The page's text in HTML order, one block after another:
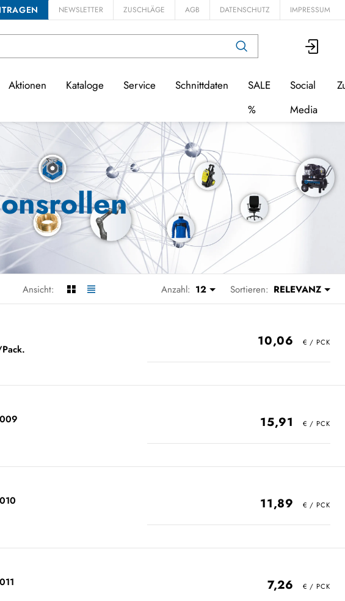
NEWSLETTER ZUSCHLÄGE AGB DATENSCHUTZ IMPRESSUM
Aktionen Kataloge Service Schnittdaten
SALE
%
Social
Media
Ansicht: Anzahl: 12 Sortieren: RELEVANZ
10,06
15,91
11,89
7,26